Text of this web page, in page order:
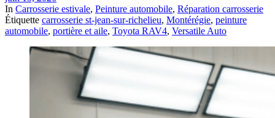
In Carrosserie estivale, Peinture automobile, Réparation carrosserie
Étiquette carrosserie st-jean-sur-richelieu, Montérégie, peinture
automobile, portière et aile, Toyota RAV4, Versatile Auto